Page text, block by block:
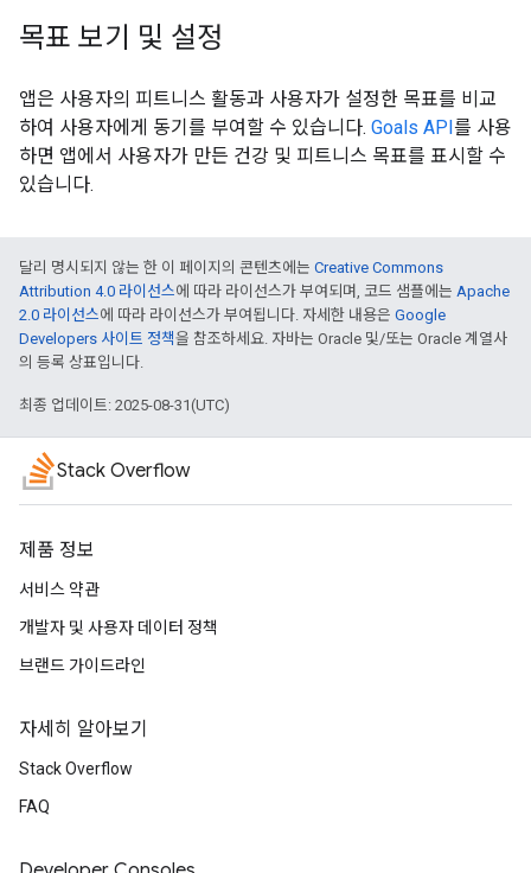
목표 보기 및 설정
앱은 사용자의 피트니스 활동과 사용자가 설정한 목표를 비교
하여 사용자에게 동기를 부여할 수 있습니다. Goals API를 사용
하면 앱에서 사용자가 만든 건강 및 피트니스 목표를 표시할 수
있습니다.
달리 명시되지 않는 한 이 페이지의 콘텐츠에는 Creative Commons
Attribution 4.0 라이선스에 따라 라이선스가 부여되며, 코드 샘플에는 Apache
2.0 라이선스에 따라 라이선스가 부여됩니다. 자세한 내용은 Google
Developers 사이트 정책을 참조하세요. 자바는 Oracle 및/또는 Oracle 계열사
의 등록 상표입니다.
최종 업데이트: 2025-08-31(UTC)
Stack Overflow
제품 정보
서비스 약관
개발자 및 사용자 데이터 정책
브랜드 가이드라인
자세히 알아보기
Stack Overflow
FAQ